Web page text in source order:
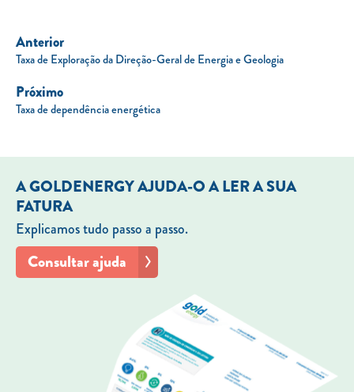
Anterior
Taxa de Exploração da Direção-Geral de Energia e Geologia
Próximo
Taxa de dependência energética
A GOLDENERGY AJUDA-O A LER A SUA
FATURA
Explicamos tudo passo a passo.
Consultar ajuda